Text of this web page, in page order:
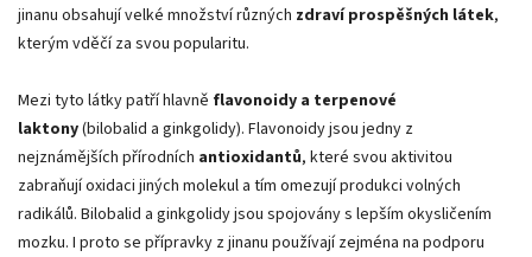
jinanu obsahují velké množství různých zdraví prospěšných látek,
kterým vděčí za svou popularitu.
Mezi tyto látky patří hlavně flavonoidy a terpenové
laktony(bilobalid a ginkgolidy). Flavonoidy jsou jedny z
nejznámějších přírodních antioxidantů, které svou aktivitou
zabraňují oxidaci jiných molekul a tím omezují produkci volných
radikálů. Bilobalid a ginkgolidy jsou spojovány s lepším okysličením
mozku. I proto se přípravky z jinanu používají zejména na podporu